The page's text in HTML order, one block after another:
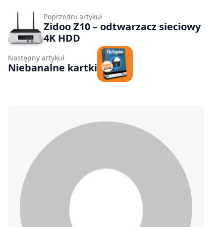
Poprzedni artykuł
Zidoo Z10 – odtwarzacz sieciowy
4K HDD
Następny artykuł
Niebanalne kartki